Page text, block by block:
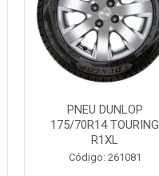
PNEU DUNLOP
175/70R14 TOURING
R1XL
Código: 261081